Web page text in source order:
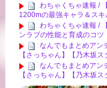
わちゃくちゃ速報 /
1200mの最強キャラ＆スキ
わちゃくちゃ速報 /
ンラブの性能と育成のコツ
なんでもまとめアン
【さっちゃん】【乃木坂
なんでもまとめアン
【さっちゃん】【乃木坂